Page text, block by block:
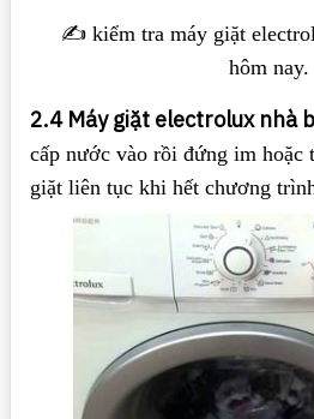
✍️ kiểm tra máy giặt
hôm nay.
2.4 Máy giặt electrolux nhà
cấp nước vào rồi đứng im hoặc
giặt liên tục khi hết chương